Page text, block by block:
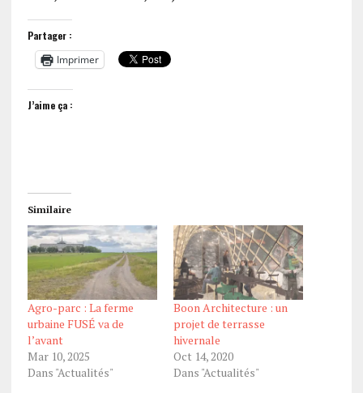
Partager :
Imprimer
J’aime ça :
Similaire
Agro-parc : La ferme
urbaine FUSÉ va de
l’avant
Mar 10, 2025
Dans "Actualités"
Boon Architecture : un
projet de terrasse
hivernale
Oct 14, 2020
Dans "Actualités"